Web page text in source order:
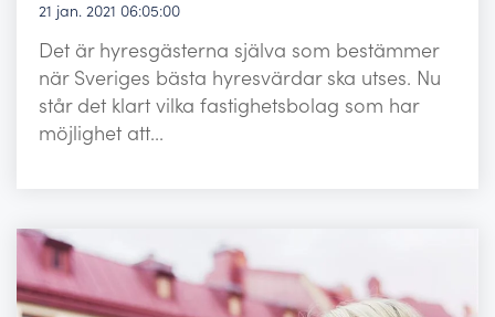
21 jan. 2021 06:05:00
Det är hyresgästerna själva som bestämmer
när Sveriges bästa hyresvärdar ska utses. Nu
står det klart vilka fastighetsbolag som har
möjlighet att...